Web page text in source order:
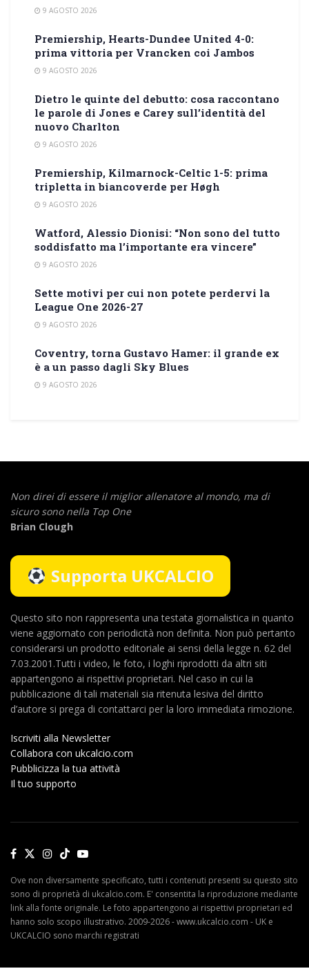
9 AGOSTO 2026
Premiership, Hearts-Dundee United 4-0:
prima vittoria per Vrancken coi Jambos
9 AGOSTO 2026
Dietro le quinte del debutto: cosa raccontano
le parole di Jones e Carey sull’identità del
nuovo Charlton
9 AGOSTO 2026
Premiership, Kilmarnock-Celtic 1-5: prima
tripletta in biancoverde per Høgh
9 AGOSTO 2026
Watford, Alessio Dionisi: “Non sono del tutto
soddisfatto ma l’importante era vincere”
9 AGOSTO 2026
Sette motivi per cui non potete perdervi la
League One 2026-27
9 AGOSTO 2026
Coventry, torna Gustavo Hamer: il grande ex
è a un passo dagli Sky Blues
9 AGOSTO 2026
Non direi di essere il miglior allenatore al mondo, ma di
sicuro sono nella Top One
Brian Clough
Supporta UKCALCIO
Questo sito non rappresenta una testata giornalistica in quanto
viene aggiornato con periodicità non definita. Non può pertanto
considerarsi un prodotto editoriale ai sensi della legge n. 62 del
7.03.2001.Tutti i video, le foto, i loghi riprodotti da altri siti
appartengono ai rispettivi proprietari. Nel caso in cui la
pubblicazione di tali materiali sia ritenuta lesiva del diritto
d’autore si prega di contattarci per la loro immediata rimozione.
Iscriviti alla Newsletter
Collabora con ukcalcio.com
Pubblicizza la tua attività
Il tuo supporto
Ove non diversamente specificato, tutti i contenuti presenti su questo sito
sono di proprietà di ukcalcio.com. E' consentita la riproduzione mediante
link alla fonte originale. Le foto appartengono ai rispettivi proprietari ed
hanno solo scopo illustrativo. 2009-2026 - www.ukcalcio.com - UK e
UKCALCIO sono marchi registrati